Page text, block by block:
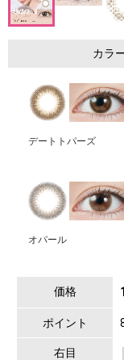
カラ
デートトパーズ
オパール
価格
ポイント
右目